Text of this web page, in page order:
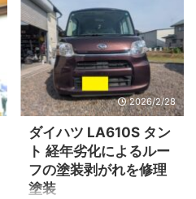
最初に車体から左右のサイド
ステ ...
です。 修理箇所のチェック ▲
修理する箇所はこちら ▲シー
リングに亀裂が入り錆が進行
しています。 ▲分かりづらい
ですが当たりゴムの付け根か
ら錆が発生。 ▲こちらもシー
リング箇所から錆が発生して
ますので修理ですがオーナー
さんが応急処置済みです。 ▲
同じくシーリングの隙間から
錆が発生。 ▲こちらは先程の
2026/2/28
ダイハツ LA610S タン
ト 経年劣化によるルー
フの塗装剥がれを修理
塗装